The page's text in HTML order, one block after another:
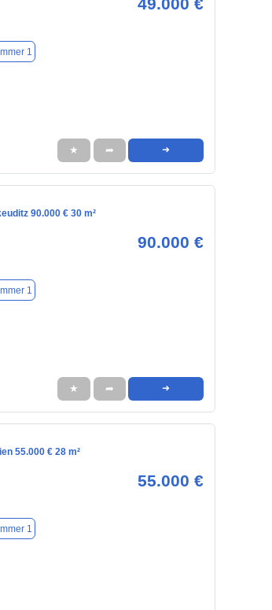
1
★ ➦ ➜
90.000 € 30 m²
90.000 €
1
★ ➦ ➜
55.000 € 28 m²
55.000 €
1